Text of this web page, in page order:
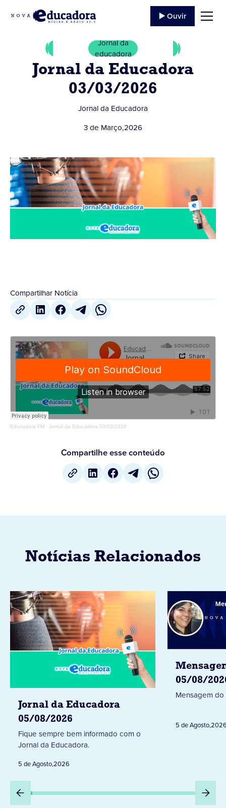
▶️ Ouvir
Jornal da
educadora
Jornal da Educadora
03/03/2026
Jornal da Educadora
3 de Março,2026
Compartilhar Notícia
Educadora FM · Jornal da Educadora 03/03/2026
Compartilhe esse conteúdo
Notícias Relacionados
Jornal da Educadora
05/08/2026
Fique sempre bem informado com o
Jornal da Educadora.
5 de Agosto,2026
05/08/
Mensagem do
5 de Agosto,